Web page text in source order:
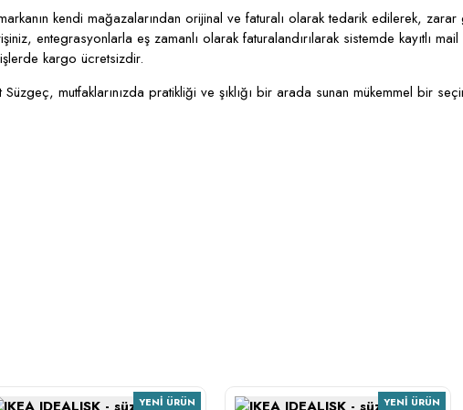
kendi mağazalarından orijinal ve faturalı olarak tedarik edilerek,
entegrasyonlarla eş zamanlı olarak faturalandırılarak sistemde kayıtlı
kargo ücretsizdir.
mutfaklarınızda pratikliği ve şıklığı bir arada sunan mükemmel bir
YENI ÜRÜN YENI ÜRÜN